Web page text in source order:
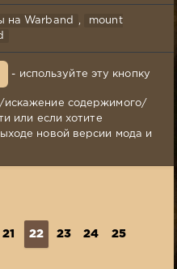
на Warband ,
mount
- используйте эту кнопку
содержимого/
или если хотите
новой версии мода и
21 22 23 24 25